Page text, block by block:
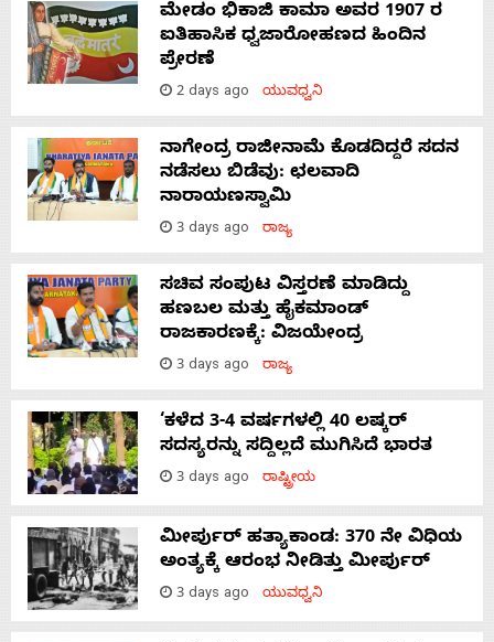
ಮೇಡಂ ಭಿಕಾಜಿ ಕಾಮಾ ಅವರ 1907 ರ
ಐತಿಹಾಸಿಕ ಧ್ವಜಾರೋಹಣದ ಹಿಂದಿನ
ಪ್ರೇರಣೆ
2 days ago ಯುವಧ್ವನಿ
ನಾಗೇಂದ್ರ ರಾಜೀನಾಮೆ ಕೊಡದಿದ್ದರೆ ಸದನ
ನಡೆಸಲು ಬಿಡೆವು: ಛಲವಾದಿ
ನಾರಾಯಣಸ್ವಾಮಿ
3 days ago ರಾಜ್ಯ
ಸಚಿವ ಸಂಪುಟ ವಿಸ್ತರಣೆ ಮಾಡಿದ್ದು
ಹಣಬಲ ಮತ್ತು ಹೈಕಮಾಂಡ್
ರಾಜಕಾರಣಕ್ಕೆ: ವಿಜಯೇಂದ್ರ
3 days ago ರಾಜ್ಯ
‘ಕಳೆದ 3-4 ವರ್ಷಗಳಲ್ಲಿ 40 ಲಷ್ಕರ್
ಸದಸ್ಯರನ್ನು ಸದ್ದಿಲ್ಲದೆ ಮುಗಿಸಿದೆ ಭಾರತ
3 days ago ರಾಷ್ಟ್ರೀಯ
ಮೀರ್ಪುರ್ ಹತ್ಯಾಕಾಂಡ: 370 ನೇ ವಿಧಿಯ
ಅಂತ್ಯಕ್ಕೆ ಆರಂಭ ನೀಡಿತ್ತು ಮೀರ್ಪುರ್
3 days ago ಯುವಧ್ವನಿ